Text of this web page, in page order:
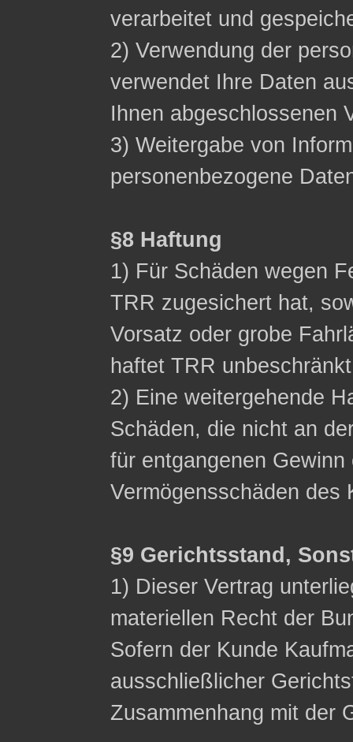
verarbeitet und
2) Verwendung der
verwendet Ihre Daten
Ihnen abgeschlossenen
3) Weitergabe von
personenbezogene
§8 Haftung
1) Für Schäden wegen
TRR zugesichert hat,
Vorsatz oder grobe
haftet TRR
2) Eine weitergehende
Schäden, die nicht an
für entgangenen Gewinn
Vermögensschäden des
§9 Gerichtsstand,
1) Dieser Vertrag
materiellen Recht der
Sofern der Kunde
ausschließlicher
Zusammenhang mit der